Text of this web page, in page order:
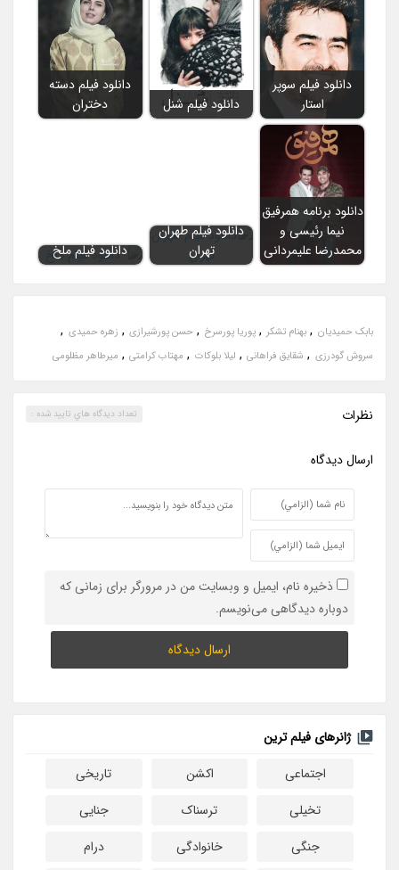
دانلود فیلم سوپر
استار
دانلود فیلم شنل
دانلود فیلم دسته
دختران
دانلود برنامه همرفیق
نیما رئیسی و
محمدرضا علیمردانی
دانلود فیلم طهران
تهران
دانلود فیلم ملخ
بابک حمیدیان , بهنام تشکر ,پوریا پورسرخ , حسن پورشیرازی , زهره حمیدی ,
سروش گودرزی , شقایق فراهانی , لیلا بلوکات , مهتاب کرامتی , میرطاهر مظلومی
نظرات تعداد ديدگاه هاي تاييد شده :
ارسال ديدگاه
ذخیره نام، ایمیل و وبسایت من در مرورگر برای زمانی که
دوباره دیدگاهی می‌نویسم.
ژانرهای فیلم ترین
اجتماعی
اکشن
تاریخی
تخیلی
ترسناک
جنایی
جنگی
خانوادگی درام